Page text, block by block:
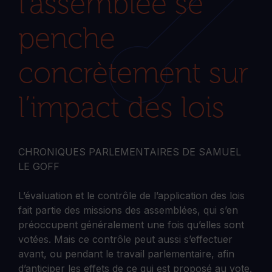
penche
concrètement sur
l’impact des lois
CHRONIQUES PARLEMENTAIRES DE SAMUEL
LE GOFF
L’évaluation et le contrôle de l’application des lois
fait partie des missions des assemblées, qui s’en
préoccupent généralement une fois qu’elles sont
votées. Mais ce contrôle peut aussi s’effectuer
avant, ou pendant le travail parlementaire, afin
d’anticiper les effets de ce qui est proposé au vote.